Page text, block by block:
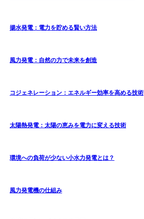
揚水発電：電力を貯める賢い方法
風力発電：自然の力で未来を創造
コジェネレーション：エネルギー効率を高める技術
太陽熱発電：太陽の恵みを電力に変える技術
環境への負荷が少ない小水力発電とは？
風力発電機の仕組み